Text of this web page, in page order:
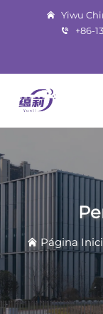
Yiwu
+86-
Página